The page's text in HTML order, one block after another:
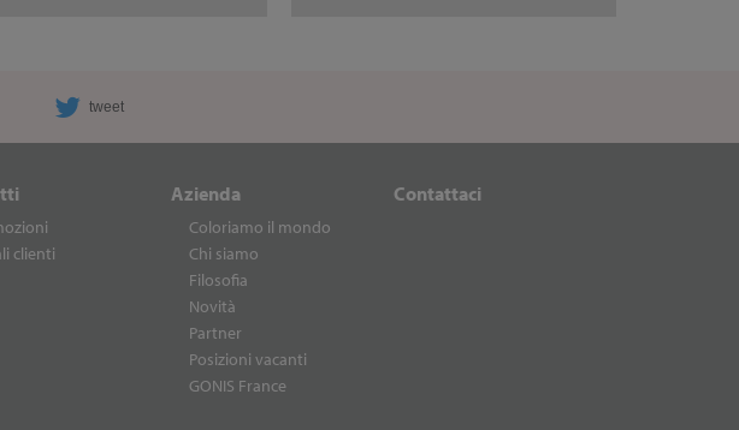
tweet
clienti
Azienda
Coloriamo il mondo
Chi siamo
Filosofia
Novità
Partner
Posizioni vacanti
GONIS France
Contattaci